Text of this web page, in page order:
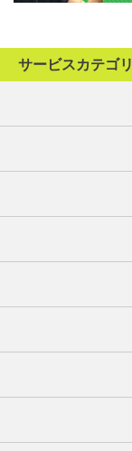
サービスカテゴリ